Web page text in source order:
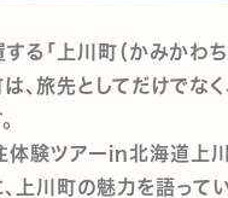
「上川町（かみかわちょ
、旅先としてだけでなく
体験ツアーin北海道上川
上川町の魅力を語って